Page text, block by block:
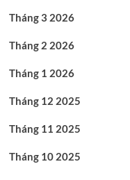
Tháng 3 2026
Tháng 2 2026
Tháng 1 2026
Tháng 12 2025
Tháng 11 2025
Tháng 10 2025